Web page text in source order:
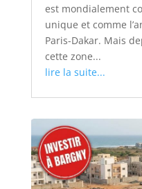
est mondialement
unique et comme
Paris-Dakar. Mais
cette zone...
lire la suite...